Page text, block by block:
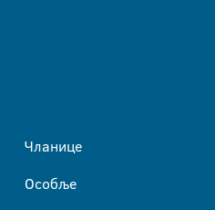
Чланице
Особље